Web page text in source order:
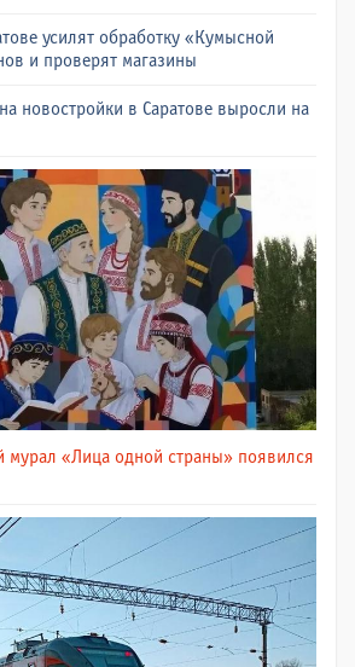
усилят обработку «Кумысной
и проверят магазины
новостройки в Саратове выросли на
мурал «Лица одной страны» появился